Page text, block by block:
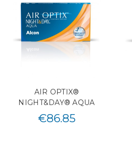
AIR OPTIX®
NIGHT&DAY® AQUA
€86.85